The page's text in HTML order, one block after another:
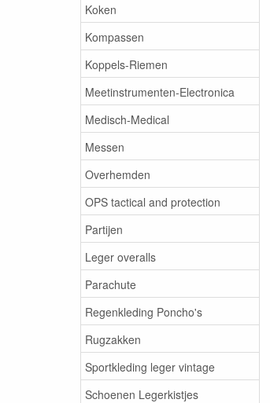
Koken
Kompassen
Koppels-Riemen
Meetinstrumenten-Electronica
Medisch-Medical
Messen
Overhemden
OPS tactical and protection
Partijen
Leger overalls
Parachute
Regenkleding Poncho's
Rugzakken
Sportkleding leger vintage
Schoenen Legerkistjes